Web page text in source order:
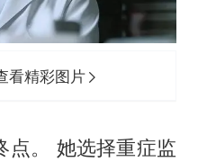
看精彩图片
点。 她选择重症监